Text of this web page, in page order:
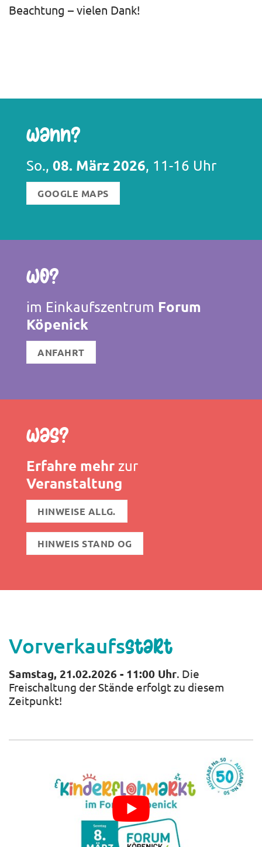
Beachtung – vielen Dank!
Wann?
So., 08. März 2026, 11-16 Uhr
GOOGLE MAPS
Wo?
im Einkaufszentrum Forum
Köpenick
ANFAHRT
Was?
Erfahre mehrzur
Veranstaltung
HINWEISE ALLG.
HINWEIS STAND OG
Vorverkaufsstart
Samstag, 21.02.2026 - 11:00 Uhr. Die
Freischaltung der Stände erfolgt zu diesem
Zeitpunkt!